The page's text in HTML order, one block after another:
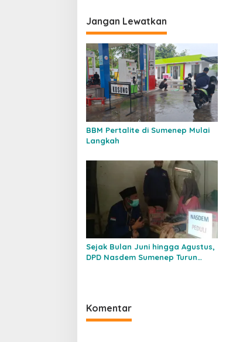
Jangan Lewatkan
BBM Pertalite di Sumenep Mulai
Langkah
Sejak Bulan Juni hingga Agustus,
DPD Nasdem Sumenep Turun
Komentar